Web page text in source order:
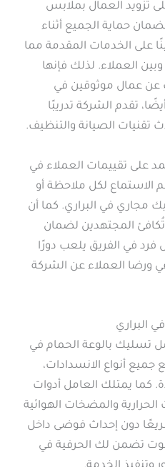
تزويد العمال بملابس
حماية الجميع أثناء
على الخدمات المقدمة مما
العملاء. لذلك فإنها
عن عمال موثوقين في
تقدم الشركة تدريبًا
تقنيات الصيانة والتنظيف.
على تقييمات العملاء في
الاستماع لكل ملاحظة أو
مجاري في البراري. كما أن
المجتهدين لضمان
فرد في الفريق يلعب دورًا
ورضا العملاء عن الشركة
البراري
تسليك بالوعة الحمام في
جميع أنواع الانسدادات،
كما يمتلك العامل أدوات
الحرارية والمضخات الهوائية
دون إحداث فوضى داخل
تضمن لك الحرفية في